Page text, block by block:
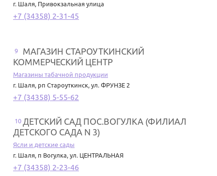
г. Шаля, Привокзальная улица
+7 (34358) 2-31-45
9
МАГАЗИН СТАРОУТКИНСКИЙ
КОММЕРЧЕСКИЙ ЦЕНТР
Магазины табачной продукции
г. Шаля, рп Староуткинск, ул. ФРУНЗЕ 2
+7 (34358) 5-55-62
10 ДЕТСКИЙ САД ПОС.ВОГУЛКА (ФИЛИАЛ
ДЕТСКОГО САДА N 3)
Ясли и детские сады
г. Шаля, п Вогулка, ул. ЦЕНТРАЛЬНАЯ
+7 (34358) 2-23-46